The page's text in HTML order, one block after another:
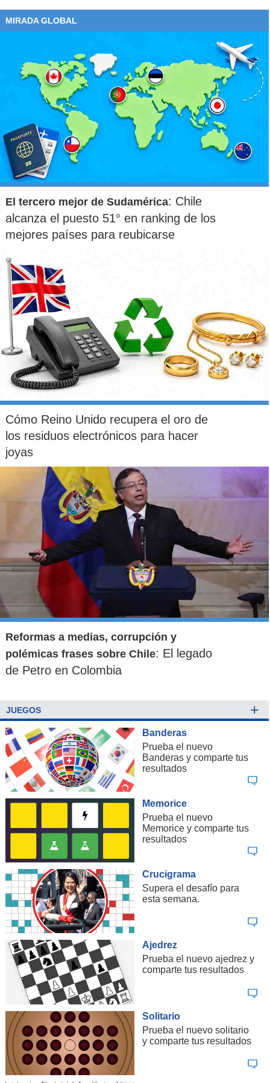
indemnizaciones por daño o pérdida de equipaje
un vuelo internacional, puede recibir hasta$1.200.000,
mientras que en vuelos domésticos esta cifra aumenta a
Además, todo viajero puede recurrir a los
Tribunales de Justicia para solicitar una indemnización
mayor.
MIRADA GLOBAL
El tercero mejor de Sudamérica: Chile
alcanza el puesto 51° en ranking de los
mejores países para reubicarse
Cómo Reino Unido recupera el oro de
los residuos electrónicos para hacer
joyas
Reformas a medias, corrupción y
polémicas frases sobre Chile: El legado
de Petro en Colombia
JUEGOS +
Banderas
Prueba el nuevo
Banderas y comparte tus
resultados
Memorice
Prueba el nuevo
Memorice y comparte tus
resultados
Crucigrama
Supera el desafío para
esta semana.
Ajedrez
Prueba el nuevo ajedrez y
comparte tus resultados
Solitario
Prueba el nuevo solitario
y comparte tus resultados